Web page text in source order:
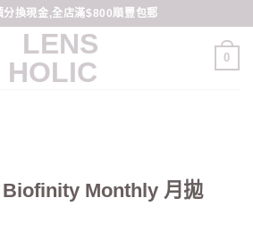
分換現金,全店滿$800順豐包郵
0
Monthly 月拋